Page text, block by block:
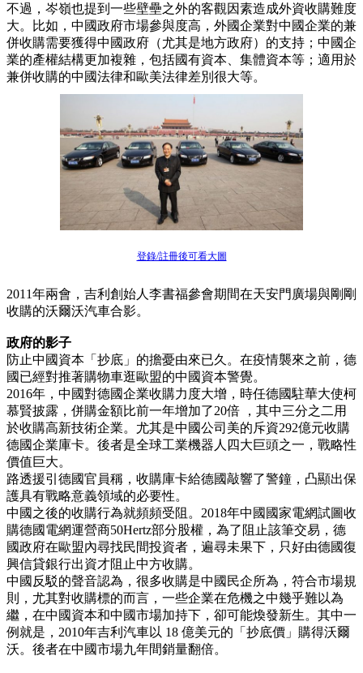
不過，岑嶺也提到一些壁壘之外的客觀因素造成外資收購難度
大。比如，中國政府市場參與度高，外國企業對中國企業的兼
併收購需要獲得中國政府（尤其是地方政府）的支持；中國企
業的產權結構更加複雜，包括國有資本、集體資本等；適用於
兼併收購的中國法律和歐美法律差別很大等。
登錄/註冊後可看大圖
2011年兩會，吉利創始人李書福參會期間在天安門廣場與剛剛
收購的沃爾沃汽車合影。
政府的影子
防止中國資本「抄底」的擔憂由來已久。在疫情襲來之前，德
國已經對推著購物車逛歐盟的中國資本警覺。
2016年，中國對德國企業收購力度大增，時任德國駐華大使柯
慕賢披露，併購金額比前一年增加了20倍 ，其中三分之二用
於收購高新技術企業。尤其是中國公司美的斥資292億元收購
德國企業庫卡。後者是全球工業機器人四大巨頭之一，戰略性
價值巨大。
路透援引德國官員稱，收購庫卡給德國敲響了警鐘，凸顯出保
護具有戰略意義領域的必要性。
中國之後的收購行為就頻頻受阻。2018年中國國家電網試圖收
購德國電網運營商50Hertz部分股權，為了阻止該筆交易，德
國政府在歐盟內尋找民間投資者，遍尋未果下，只好由德國復
興信貸銀行出資才阻止中方收購。
中國反駁的聲音認為，很多收購是中國民企所為，符合市場規
則，尤其對收購標的而言，一些企業在危機之中幾乎難以為
繼，在中國資本和中國市場加持下，卻可能煥發新生。其中一
例就是，2010年吉利汽車以 18 億美元的「抄底價」購得沃爾
沃。後者在中國市場九年間銷量翻倍。